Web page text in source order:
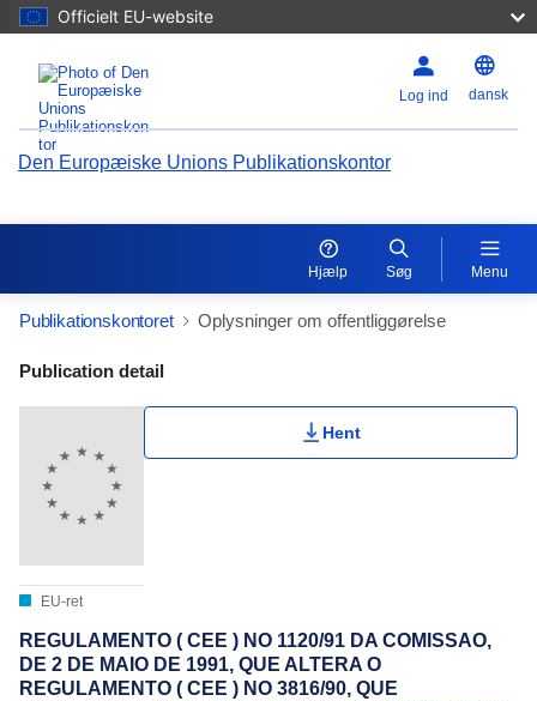
Officielt EU-website
Log ind dansk
Den Europæiske Unions Publikationskontor
Hjælp Søg Menu
Publikationskontoret Oplysninger om offentliggørelse
Publication Detail Actions Portlet
Brugerklassificering
Publication detail
EU-ret
Hent
REGULAMENTO ( CEE ) NO 1120/91 DA COMISSAO,
DE 2 DE MAIO DE 1991, QUE ALTERA O
REGULAMENTO ( CEE ) NO 3816/90, QUE